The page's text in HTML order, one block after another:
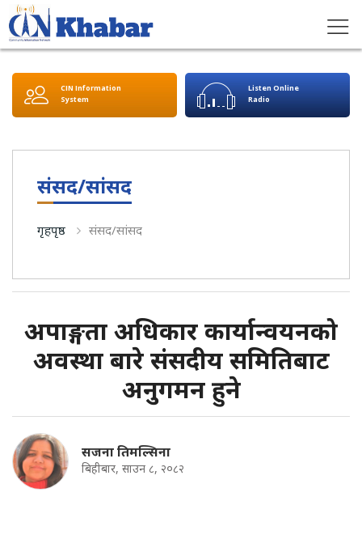
CIN Information
System
Listen Online
Radio
संसद/सांसद
गृहपृष्ठ संसद/सांसद
अपाङ्गता अधिकार कार्यान्वयनको
अवस्था बारे संसदीय समितिबाट
अनुगमन हुने
सजना तिमल्सिना
बिहीबार, साउन ८, २०८२